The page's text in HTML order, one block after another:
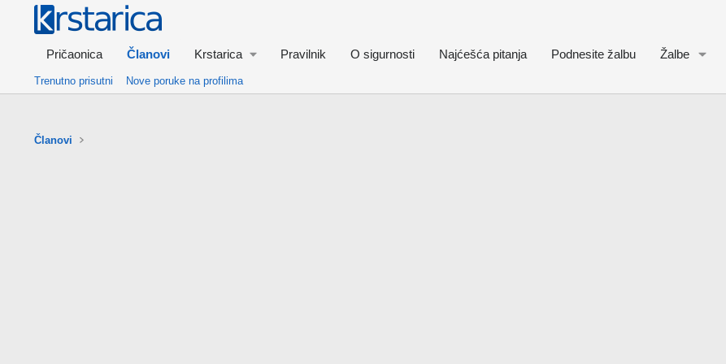
Pričaonica Članovi Krstarica Pravilnik O sigurnosti Najćešća pitanja Podnesite žalbu Žalbe
Trenutno prisutni Nove poruke na profilima
Članovi